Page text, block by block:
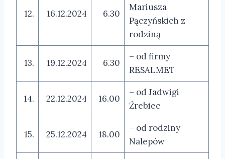
12. 16.12.2024 6.30
Mariusza
Pączyńskich z
rodziną
13. 19.12.2024 6.30
– od firmy
RESALMET
14. 22.12.2024 16.00
– od Jadwigi
Źrebiec
15. 25.12.2024 18.00
– od rodziny
Nalepów